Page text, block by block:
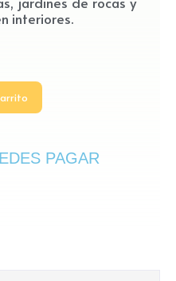
interiores.
PAGAR